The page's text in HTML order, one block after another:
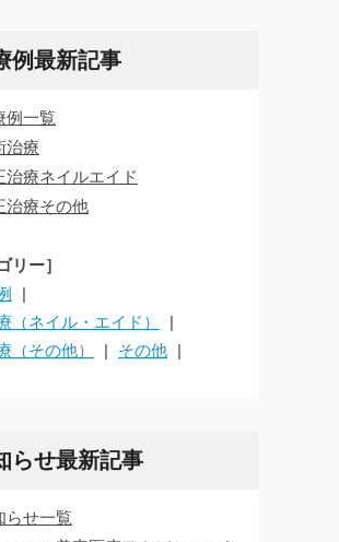
例最新記事
例一覧
治療
治療ネイルエイド
治療その他
リー］
（ネイル・エイド）
（その他）
その他
らせ最新記事
らせ一覧